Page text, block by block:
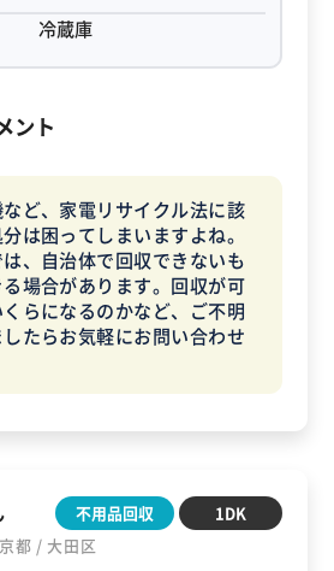
冷蔵庫
ント
ど、家電リサイクル法に該
は困ってしまいますよね。
、自治体で回収できないも
場合があります。回収が可
らになるのかなど、ご不明
たらお気軽にお問い合わせ
都 / 大田区
不用品回収 1DK